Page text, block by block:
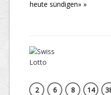
heute sündigen» »
2
6 8 14